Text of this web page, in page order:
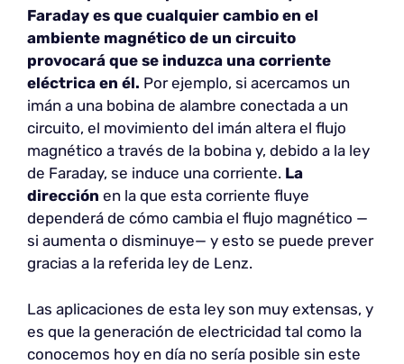
Faraday es que cualquier cambio en el
ambiente magnético de un circuito
provocará que se induzca una corriente
eléctrica en él. Por ejemplo, si acercamos un
imán a una bobina de alambre conectada a un
circuito, el movimiento del imán altera el flujo
magnético a través de la bobina y, debido a la ley
de Faraday, se induce una corriente. La
dirección en la que esta corriente fluye
dependerá de cómo cambia el flujo magnético —
si aumenta o disminuye— y esto se puede prever
gracias a la referida ley de Lenz.
Las aplicaciones de esta ley son muy extensas, y
es que la generación de electricidad tal como la
conocemos hoy en día no sería posible sin este